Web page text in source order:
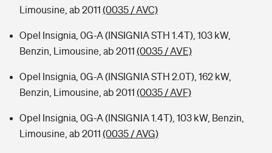
Limousine, ab 2011 (0035 / AVC)
Opel Insignia, 0G-A (INSIGNIA STH 1.4T), 103 kW,
Benzin, Limousine, ab 2011 (0035 / AVE)
Opel Insignia, 0G-A (INSIGNIA STH 2.0T), 162 kW,
Benzin, Limousine, ab 2011 (0035 / AVF)
Opel Insignia, 0G-A (INSIGNIA 1.4T), 103 kW, Benzin,
Limousine, ab 2011 (0035 / AVG)